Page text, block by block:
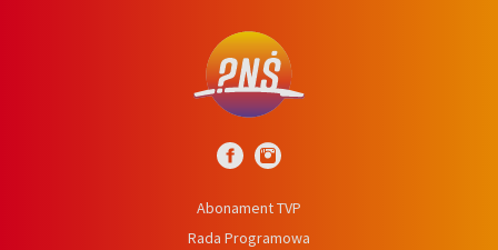
Abonament TVP
Rada Programowa